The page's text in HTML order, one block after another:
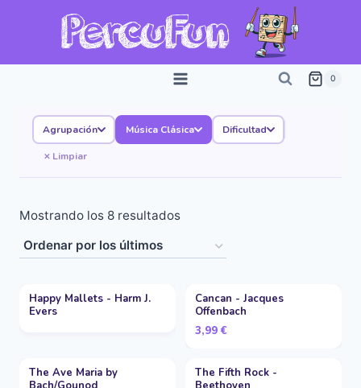
contenido
0
Agrupación Música Clásica Dificultad
Limpiar
Mostrando los 8 resultadosOrdenado
los
Happy Mallets - Harm J.
Evers
Cancan - Jacques
Offenbach
3,99 €
The Ave Maria by
The Fifth Rock -